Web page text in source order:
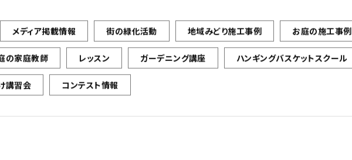
メディア掲載情報 街の緑化活動 地域みどり施工事例 お庭の施工事例
の家庭教師 レッスン ガーデニング講座 ハンギングバスケットスクール
講習会 コンテスト情報